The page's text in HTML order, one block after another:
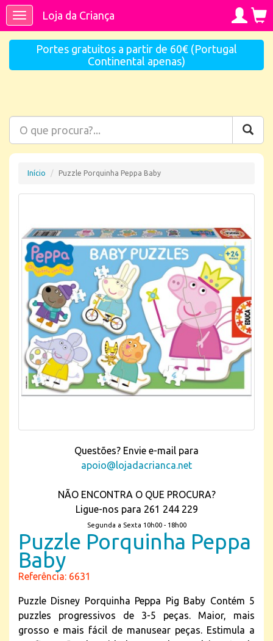
ToggleLoja da Criança
Portes gratuitos a partir de 60€ (Portugal
Continental apenas)
Início Puzzle Porquinha Peppa Baby
Questões? Envie e-mail para
apoio@lojadacrianca.net
NÃO ENCONTRA O QUE PROCURA?
Ligue-nos para 261 244 229
Segunda a Sexta 10h00 - 18h00
Puzzle Porquinha Peppa
Baby
Referência: 6631
Puzzle Disney Porquinha Peppa Pig Baby Contém 5
puzzles progressivos de 3-5 peças. Maior, mais
grosso e mais fácil de manusear peças. Estimula a